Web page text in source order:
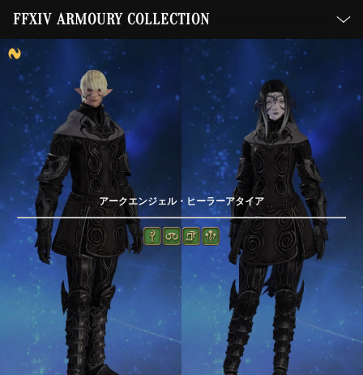
FFXIV ARMOURY COLLECTION
アークエンジェル・ヒーラーアタイア